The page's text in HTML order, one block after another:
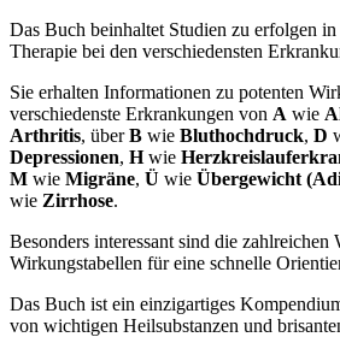
Das Buch beinhaltet Studien zu erfolgen
Therapie bei den verschiedensten
Sie erhalten Informationen zu potenten
verschiedenste Erkrankungen von A wie
Arthritis, überB wie Bluthochdruck, D
Depressionen, Hwie
M wie Migräne, Ü wie Übergewicht
wie Zirrhose.
Besonders interessant sind die zahlreichen
Wirkungstabellen für eine schnelle
Das Buch ist ein einzigartiges
von wichtigen Heilsubstanzen und